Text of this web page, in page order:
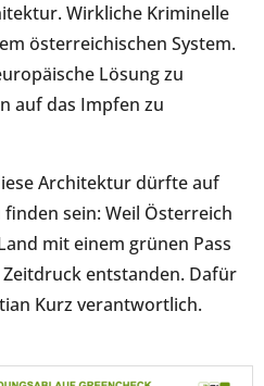
Wirkliche Kriminelle
österreichischen System.
Lösung zu
auf das Impfen zu
Architektur dürfte auf
sein: Weil Österreich
mit einem grünen Pass
entstanden. Dafür
Kurz verantwortlich.​